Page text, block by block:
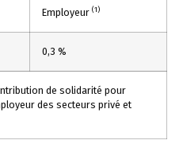
Employeur (1)
0,3 %
de solidarité pour
des secteurs privé et